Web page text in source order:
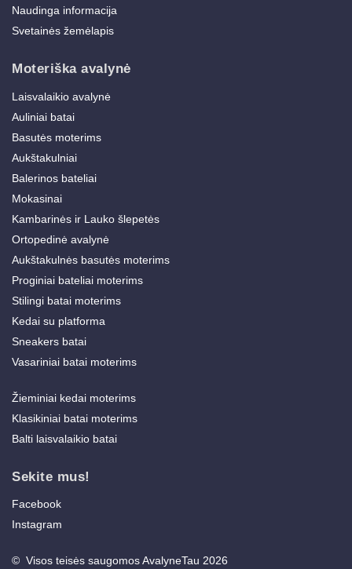
Naudinga informacija
Svetainės žemėlapis
Moteriška avalynė
Laisvalaikio avalynė
Auliniai batai
Basutės moterims
Aukštakulniai
Balerinos bateliai
Mokasinai
Kambarinės ir Lauko šlepetės
Ortopedinė avalynė
Aukštakulnės basutės moterims
Proginiai bateliai moterims
Stilingi batai moterims
Kedai su platforma
Sneakers batai
Vasariniai batai moterims
Žieminiai kedai moterims
Klasikiniai batai moterims
Balti laisvalaikio batai
Sekite mus!
Facebook
Instagram
© Visos teisės saugomos AvalyneTau 2026